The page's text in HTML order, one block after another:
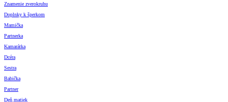
Znamenie zverokruhu
Doplnky k šperkom
Mamička
Partnerka
Kamarátka
Dcéra
Sestra
Babička
Partner
Deň matiek